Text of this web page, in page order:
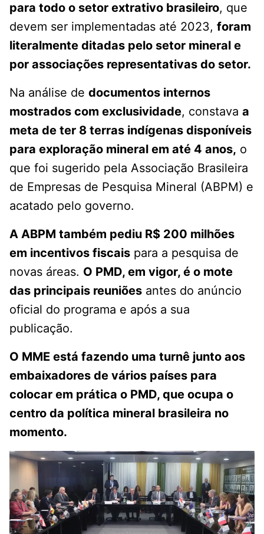
para todo o setor extrativo brasileiro, que
devem ser implementadas até 2023, foram
literalmente ditadas pelo setor mineral e
por associações representativas do setor.
Na análise de documentos internos
mostrados com exclusividade, constava a
meta de ter 8 terras indígenas disponíveis
para exploração mineral em até 4 anos, o
que foi sugerido pela Associação Brasileira
de Empresas de Pesquisa Mineral (ABPM) e
acatado pelo governo.
A ABPM também pediu R$ 200 milhões
em incentivos fiscais para a pesquisa de
novas áreas. O PMD, em vigor, é o mote
das principais reuniões antes do anúncio
oficial do programa e após a sua
publicação.
O MME está fazendo uma turnê junto aos
embaixadores de vários países para
colocar em prática o PMD, que ocupa o
centro da política mineral brasileira no
momento.